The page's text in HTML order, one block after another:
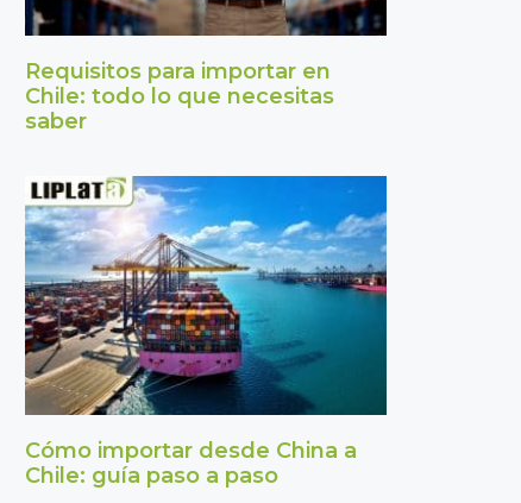
Requisitos para importar en
Chile: todo lo que necesitas
saber
Cómo importar desde China a
Chile: guía paso a paso